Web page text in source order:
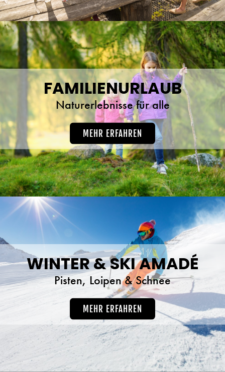
FAMILIENURLAUB
Naturerlebnisse für alle
MEHR ERFAHREN
WINTER & SKI AMADÉ
Pisten, Loipen & Schnee
MEHR ERFAHREN